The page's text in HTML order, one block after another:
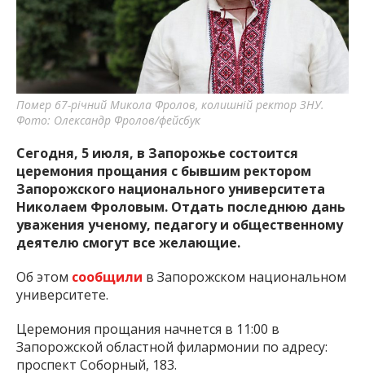
важную информацию о событиях
города Запорожья и области.
Помер 67-річний Микола Фролов, колишній ректор ЗНУ.
Фото: Олександр Фролов/фейсбук
Сегодня, 5 июля, в Запорожье состоится
церемония прощания с бывшим ректором
Запорожского национального университета
Николаем Фроловым. Отдать последнюю дань
уважения ученому, педагогу и общественному
деятелю смогут все желающие.
Об этом сообщили в Запорожском национальном
университете.
Церемония прощания начнется в 11:00 в
Запорожской областной филармонии по адресу:
проспект Соборный, 183.